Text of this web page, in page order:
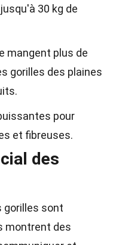
30 kg de
mangent plus de
gorilles des plaines
pour
et fibreuses.
des
gorilles sont
montrent des